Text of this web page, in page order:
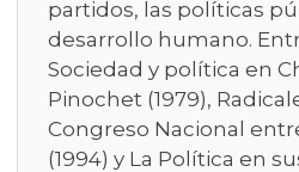
partidos, las políticas
desarrollo humano.
Sociedad y política en
Pinochet (1979),
Congreso Nacional
(1994) y La Política en